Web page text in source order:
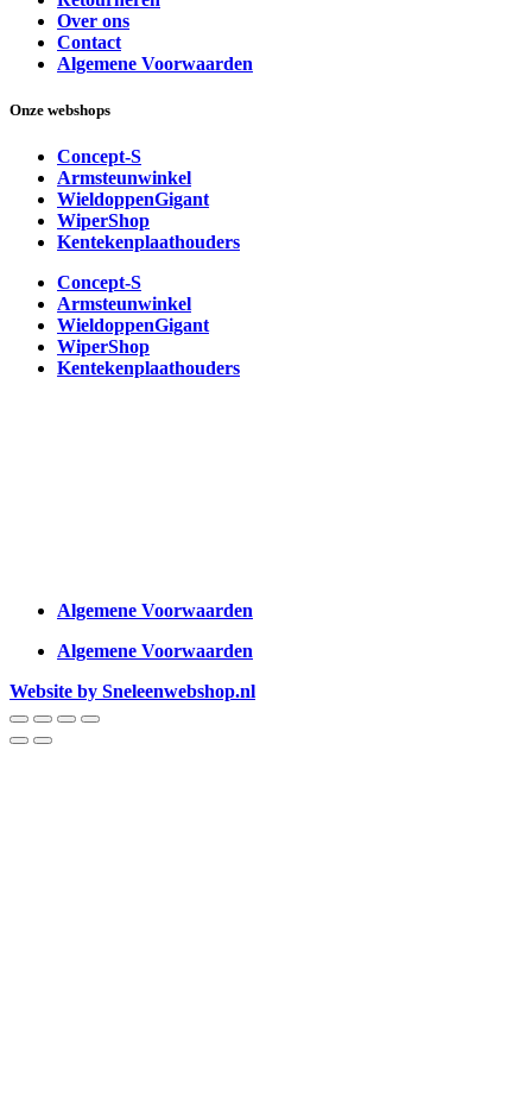
Over ons
Contact
Algemene Voorwaarden
Onze webshops
Concept-S
Armsteunwinkel
WieldoppenGigant
WiperShop
Kentekenplaathouders
Concept-S
Armsteunwinkel
WieldoppenGigant
WiperShop
Kentekenplaathouders
Algemene Voorwaarden
Algemene Voorwaarden
Website by Sneleenwebshop.nl